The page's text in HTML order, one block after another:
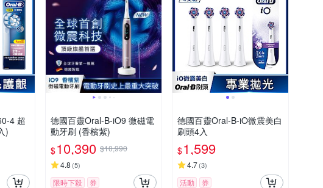
4 超
)
德國百靈Oral-B-iO9 微磁電
動牙刷 (香檳紫)
$10,390 $10,990
4.8 (5)
限時下殺 券
德國百靈Oral-B-iO微震美白
刷頭4入
$1,599
4.7(3)
活動 券